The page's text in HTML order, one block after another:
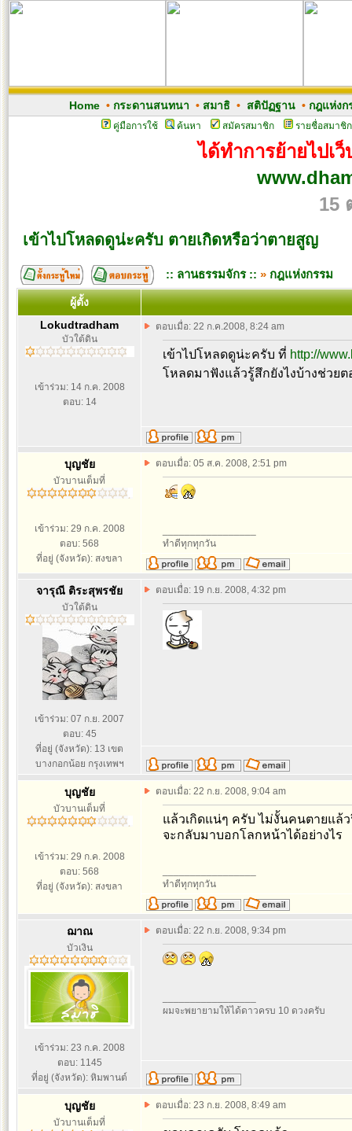
Home• กระดานสนทนา • สมาธิ• สติปัฏฐาน• กฎแห่งก
คู่มือการใช้ ค้นหา สมัครสมาชิก รายชื่อสมาชิก
ได้ทำการย้ายไปเ
15
เข้าไปโหลดดูน่ะครับ ตายเกิดหรือว่าตายสูญ
:: ลานธรรมจักร :: » กฎแห่งกรรม
ผู้ตั้ง
Lokudtradham
บัวใต้ดิน
เข้าร่วม: 14 ก.ค. 2008
ตอบ: 14
ตอบเมื่อ: 22 ก.ค.2008, 8:24 am
เข้าไปโหลดดูน่ะครับ ที่ http://
โหลดมาฟังแล้วรู้สึกยังไงบ้างช่วย
บุญชัย
บัวบานเต็มที่
เข้าร่วม: 29 ก.ค. 2008
ตอบ: 568
ที่อยู่ (จังหวัด): สงขลา
ตอบเมื่อ: 05 ส.ค. 2008, 2:51 pm
ทำดีทุกทุกวัน
จารุณี ติระสุพรชัย
บัวใต้ดิน
เข้าร่วม: 07 ก.ย. 2007
ตอบ: 45
ที่อยู่ (จังหวัด): 13 เขต
บางกอกน้อย กรุงเทพฯ
ตอบเมื่อ: 19 ก.ย. 2008, 4:32 pm
บุญชัย
บัวบานเต็มที่
เข้าร่วม: 29 ก.ค. 2008
ตอบ: 568
ที่อยู่ (จังหวัด): สงขลา
ตอบเมื่อ: 22 ก.ย. 2008, 9:04 am
แล้วเกิดแน่ๆ ครับ ไม่งั้นคนตายแล้
จะกลับมาบอกโลกหน้าได้อย่างไร
ทำดีทุกทุกวัน
ฌาณ
บัวเงิน
เข้าร่วม: 23 ก.ค. 2008
ตอบ: 1145
ที่อยู่ (จังหวัด): หิมพานต์
ตอบเมื่อ: 22 ก.ย. 2008, 9:34 pm
ผมจะพยายามให้ได้ดาวครบ 10 ดวงครับ
บุญชัย
บัวบานเต็มที่
ตอบเมื่อ: 23 ก.ย. 2008, 8:49 am